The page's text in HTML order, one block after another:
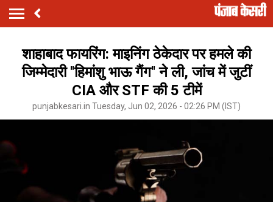
शाहाबाद फायरिंग: माइनिंग ठेकेदार पर हमले की
जिम्मेदारी ''हिमांशु भाऊ गैंग'' ने ली, जांच में जुटीं
CIA और STF की 5 टीमें
punjabkesari.in Tuesday, Jun 02, 2026 - 02:26 PM (IST)